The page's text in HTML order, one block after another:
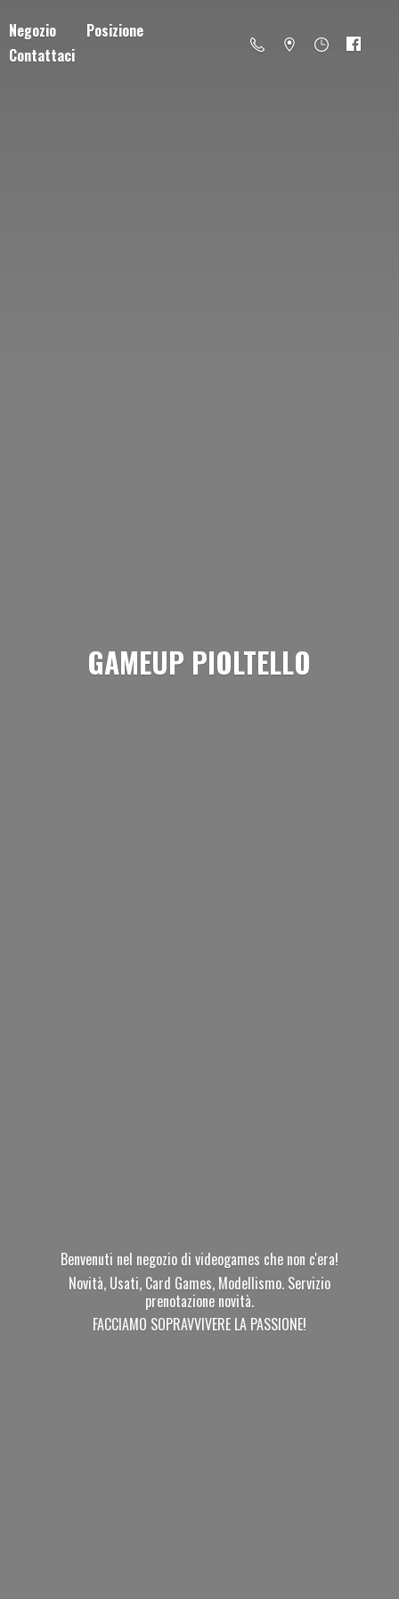
Negozio
Posizione
Contattaci
GAMEUP PIOLTELLO
Benvenuti nel negozio di videogames che non c'era!
Novità, Usati, Card Games, Modellismo. Servizio
prenotazione novità.
FACCIAMO SOPRAVVIVERE LA PASSIONE!